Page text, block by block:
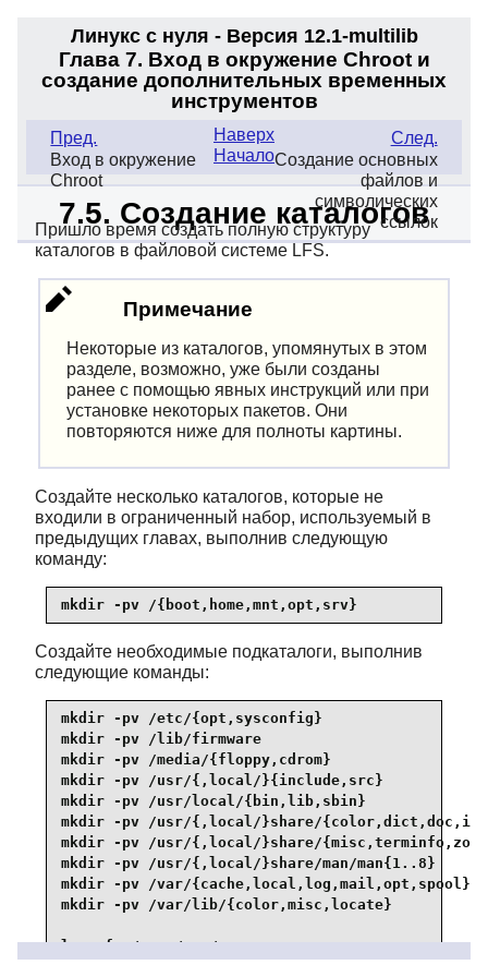
Линукс с нуля - Версия 12.1-multilib
Глава 7. Вход в окружение Chroot и
создание дополнительных временных
инструментов
Пред.
Вход в окружение
Chroot
След.
Создание основных
файлов и
символических
ссылок
Наверх
Начало
7.5. Создание каталогов
Пришло время создать полную структуру
каталогов в файловой системе LFS.
Примечание
Некоторые из каталогов, упомянутых в этом
разделе, возможно, уже были созданы
ранее с помощью явных инструкций или при
установке некоторых пакетов. Они
повторяются ниже для полноты картины.
Создайте несколько каталогов, которые не
входили в ограниченный набор, используемый в
предыдущих главах, выполнив следующую
команду:
mkdir -pv /{boot,home,mnt,opt,srv}
Создайте необходимые подкаталоги, выполнив
следующие команды:
mkdir -pv /etc/{opt,sysconfig}
mkdir -pv /lib/firmware
mkdir -pv /media/{floppy,cdrom}
mkdir -pv /usr/{,local/}{include,src}
mkdir -pv /usr/local/{bin,lib,sbin}
mkdir -pv /usr/{,local/}share/
mkdir -pv /usr/{,local/}share/
mkdir -pv /usr/{,local/}share/man/man{1..8}
mkdir -pv /var/{cache,local,log,mail,opt,spool}
mkdir -pv /var/lib/{color,misc,locate}
ln -sfv /run /var/run